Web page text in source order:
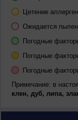
Цетение
Ожидается
Погодные
Погодные
Погодные
Примечание: в
клен, дуб, липа,